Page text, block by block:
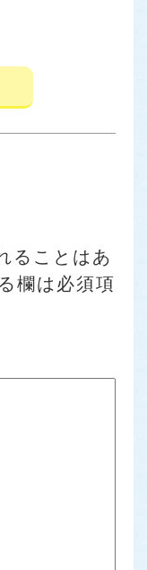
ることはあ
欄は必須項